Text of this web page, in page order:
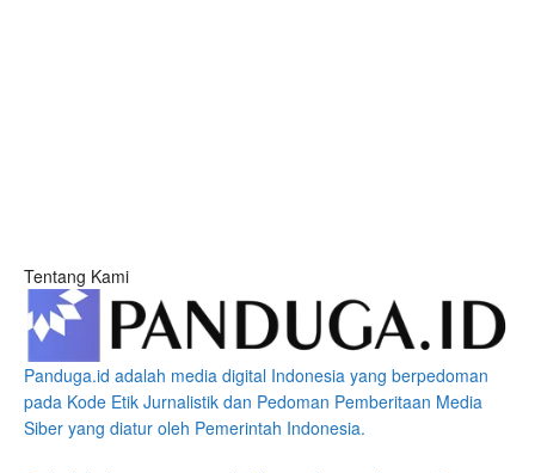
Tentang Kami
Panduga.id adalah media digital Indonesia yang berpedoman
pada Kode Etik Jurnalistik dan Pedoman Pemberitaan Media
Siber yang diatur oleh Pemerintah Indonesia.